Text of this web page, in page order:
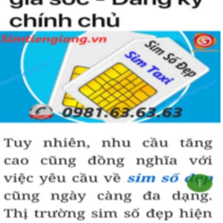
dựng được niềm tin, sự tin tưởng với đối tác,…
+ Sử dụng
sim ngũ quý 5cũng giúp bạn tự tin hơn trong cuộc
sống, với các mối quan hệ xã hội khác.
Những phân tích chuyên sâu về ý nghĩa của dòngsim ngũ
xét theo nhiều khía cạch, đã đủ trả lời cho câu hỏi “
do nên sở hữu sim ngũ quý 5 này, Có thể khẳng định, đây là
dòng sim số đẹp được khuyên dùng cho giới làm ăn, kinh
doanh, dân công chức, văn phòng thậm chí là các doanh
nhân thành đạt.
Hướng dẫn mua Sim Ngũ Quý 5 tại
Simtiengiang.vn.
Sim Tiền Giang là đơn vị cung cấp Sim số đẹp Ngũ Quý 5, sim giá rẻ
uy tín chất lượng.
Chọn mua Sim số đẹp thường mất nhiều thời gian ở khoản lựa số,
một số phải vừa đẹp, vừa tốt về phong thủy thì mới là sim hoàn
hảo. Vậy phải làm sao?
- Cách nhanh nhất để chọn mua được Sim Ngũ Quý 5 là bạn vào